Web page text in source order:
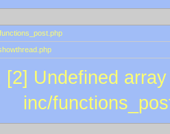
[2] Undefined
inc/